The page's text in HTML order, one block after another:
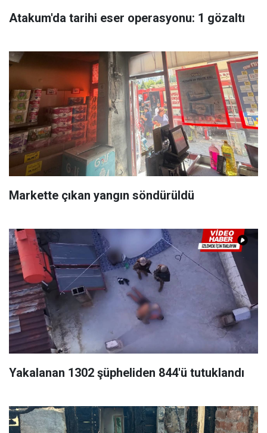
Atakum'da tarihi eser operasyonu: 1 gözaltı
Markette çıkan yangın söndürüldü
Yakalanan 1302 şüpheliden 844'ü tutuklandı